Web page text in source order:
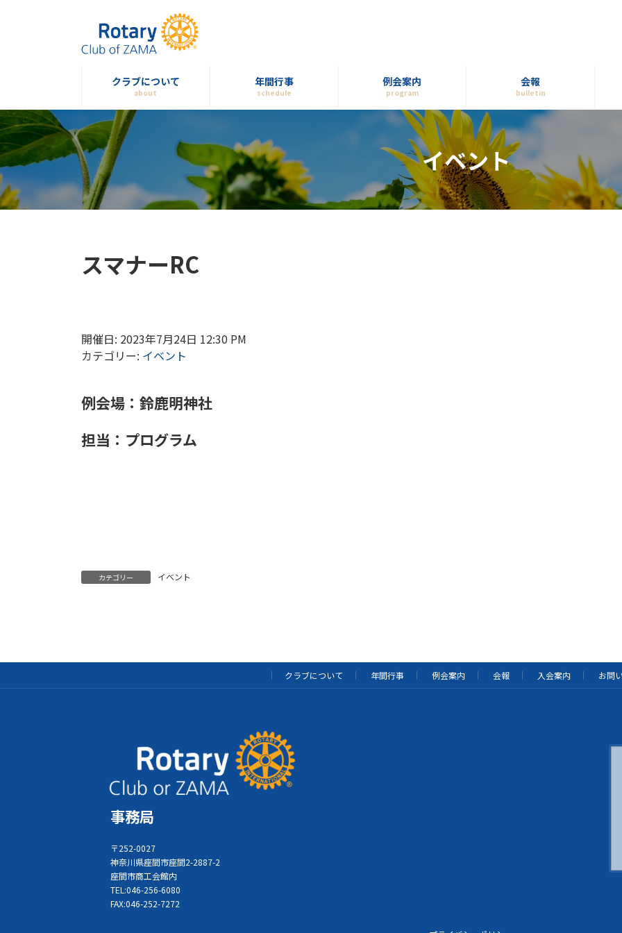
ス
キ
ッ
プ
ン
に
移
動
クラブについて
about
年間行事
schedule
例会案内
program
会報
bulletin
イベント
スマナーRC
開催日: 2023年7月24日 12:30 PM
カテゴリー: イベント
例会場：鈴鹿明神社
担当： プログラム
カテゴリー イベント
クラブについて 年間行事 例会案内 会報 入会案内 お問
事務局
〒252-0027
神奈川県座間市座間2-2887-2
座間市商工会館内
TEL:046-256-6080
FAX:046-252-7272